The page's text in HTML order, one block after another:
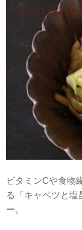
ビタミンCや食物
る「キャベツと塩
ー。